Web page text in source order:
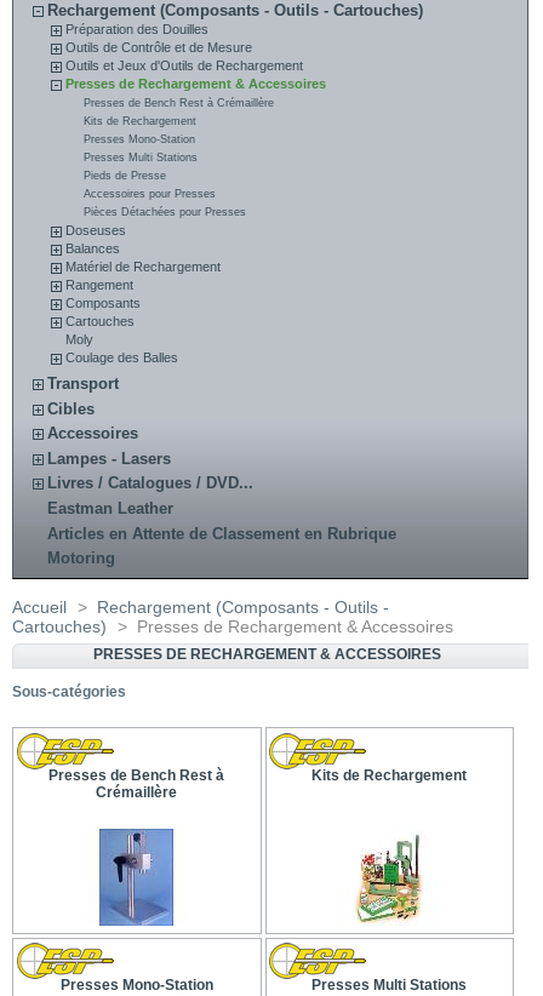
Rechargement (Composants - Outils - Cartouches)
Préparation des Douilles
Outils de Contrôle et de Mesure
Outils et Jeux d'Outils de Rechargement
Presses de Rechargement & Accessoires
Presses de Bench Rest à Crémaillère
Kits de Rechargement
Presses Mono-Station
Presses Multi Stations
Pieds de Presse
Accessoires pour Presses
Pièces Détachées pour Presses
Doseuses
Balances
Matériel de Rechargement
Rangement
Composants
Cartouches
Moly
Coulage des Balles
Transport
Cibles
Accessoires
Lampes - Lasers
Livres / Catalogues / DVD...
Eastman Leather
Articles en Attente de Classement en Rubrique
Motoring
Accueil > Rechargement (Composants - Outils -
Cartouches)
> Presses de Rechargement & Accessoires
PRESSES DE RECHARGEMENT & ACCESSOIRES
Sous-catégories
Presses de Bench Rest à
Crémaillère
Kits de Rechargement
Presses Mono-Station Presses Multi Stations